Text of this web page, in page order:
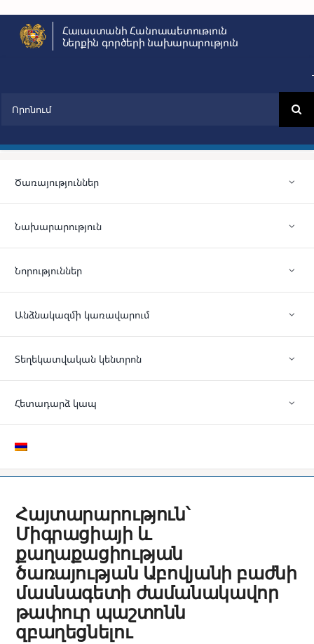
content
Հայաստանի Հանրապետություն
Ներքին գործերի նախարարություն
Ծառայություններ
Նախարարություն
Նորություններ
Անձնակազմի կառավարում
Տեղեկատվական կենտրոն
Հետադարձ կապ
Հայտարարություն՝
Միգրացիայի և
քաղաքացիության
ծառայության Աբովյանի բաժնի
մասնագետի ժամանակավոր
թափուր պաշտոնն
զբաղեցնելու